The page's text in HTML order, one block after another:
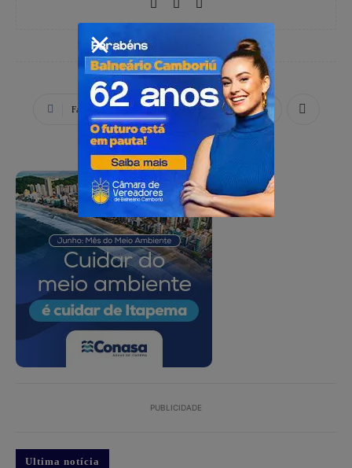
Facebook X WhatsApp
PUBLICIDADE
PUBLICIDADE
Ultima notícia